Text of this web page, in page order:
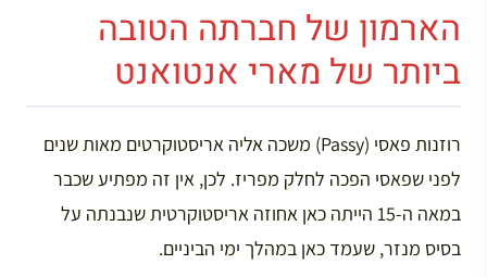
הארמון של חברתה הטובה
ביותר של מארי אנטואנט
רוזנות פאסי (Passy) משכה אליה אריסטוקרטים מאות שנים
לפני שפאסי הפכה לחלק מפריז. לכן, אין זה מפתיע שכבר
במאה ה-15 הייתה כאן אחוזה אריסטוקרטית שנבנתה על
בסיס מנזר, שעמד כאן במהלך ימי הביניים.